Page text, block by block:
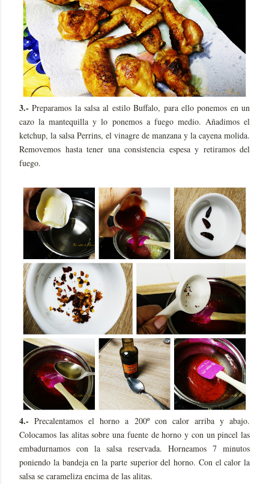
3.-Preparamos la salsa al estilo Buffalo, para ello ponemos en un
cazo la mantequilla y lo ponemos a fuego medio. Añadimos el
ketchup, la salsa Perrins, el vinagre de manzana y la cayena molida.
Removemos hasta tener una consistencia espesa y retiramos del
fuego.
4.- Precalentamos el horno a 200º con calor arriba y abajo.
Colocamos las alitas sobre una fuente de horno y con un pincel las
embadurnamos con la salsa reservada. Horneamos 7 minutos
poniendo la bandeja en la parte superior del horno. Con el calor la
salsa se carameliza encima de las alitas.